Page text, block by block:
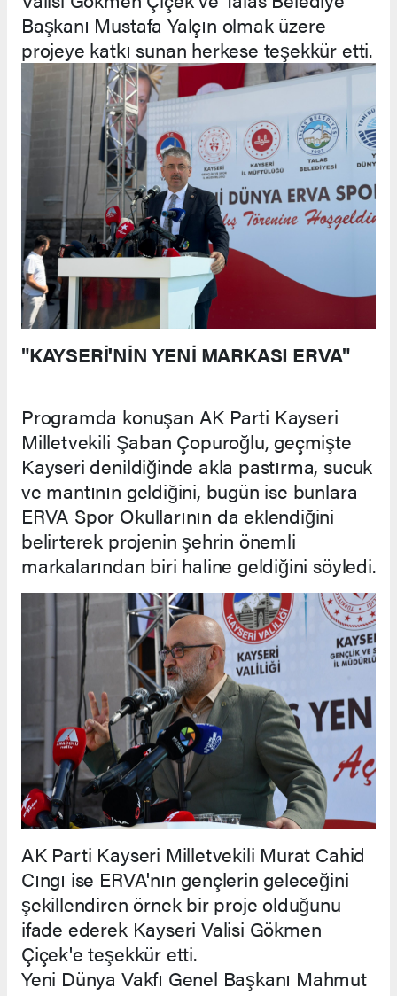
Başkanı Mustafa Yalçın olmak üzere
projeye katkı sunan herkese teşekkür etti.
"KAYSERİ'NİN YENİ MARKASI ERVA"
Programda konuşan AK Parti Kayseri
Milletvekili Şaban Çopuroğlu, geçmişte
Kayseri denildiğinde akla pastırma, sucuk
ve mantının geldiğini, bugün ise bunlara
ERVA Spor Okullarının da eklendiğini
belirterek projenin şehrin önemli
markalarından biri haline geldiğini söyledi.
AK Parti Kayseri Milletvekili Murat Cahid
Cıngı ise ERVA'nın gençlerin geleceğini
şekillendiren örnek bir proje olduğunu
ifade ederek Kayseri Valisi Gökmen
Çiçek'e teşekkür etti.
Yeni Dünya Vakfı Genel Başkanı Mahmut